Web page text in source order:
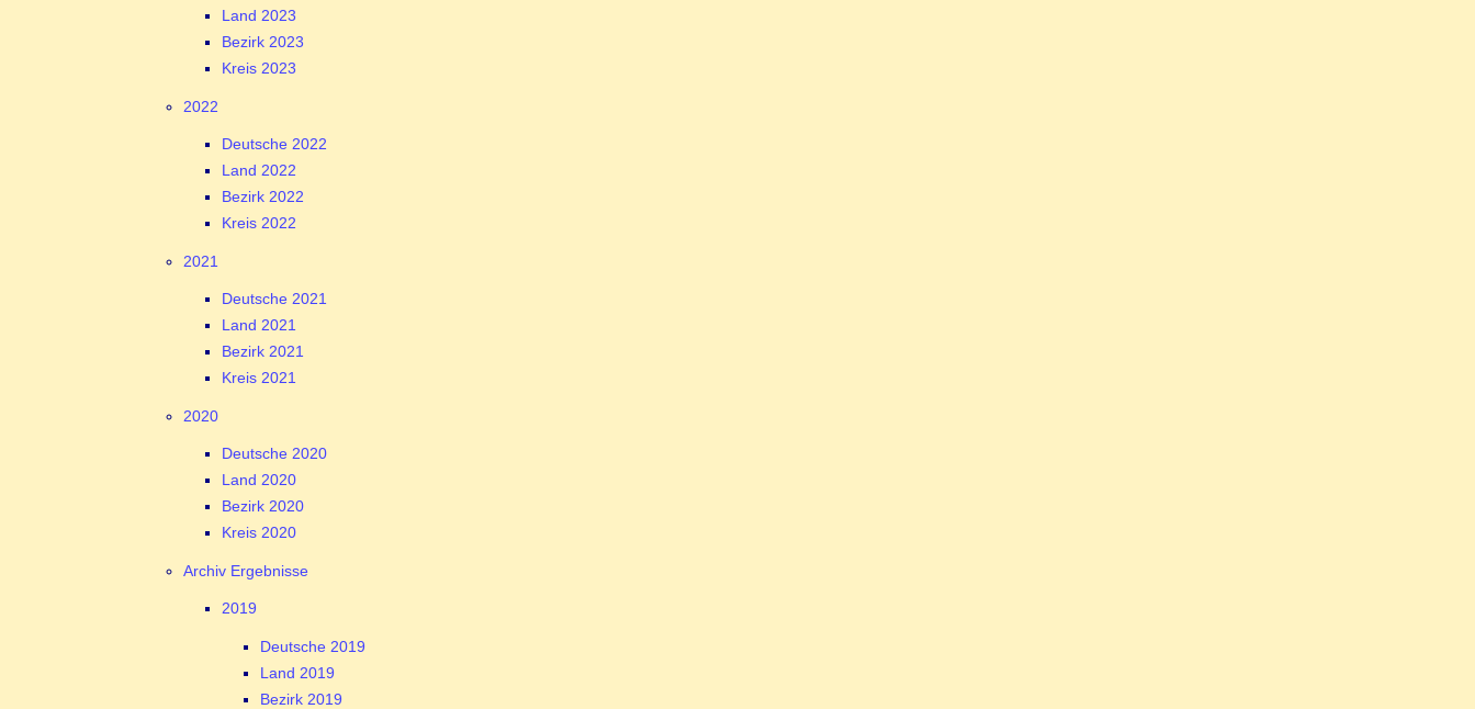
Land 2023
Bezirk 2023
Kreis 2023
2022
Deutsche 2022
Land 2022
Bezirk 2022
Kreis 2022
2021
Deutsche 2021
Land 2021
Bezirk 2021
Kreis 2021
2020
Deutsche 2020
Land 2020
Bezirk 2020
Kreis 2020
Archiv Ergebnisse
2019
Deutsche 2019
Land 2019
Bezirk 2019